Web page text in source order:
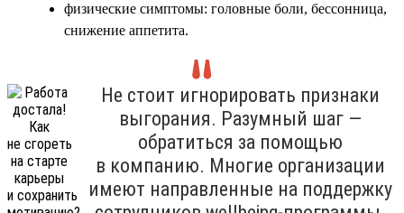
физические симптомы: головные боли, бессонница,
снижение аппетита.
Не стоит игнорировать признаки
выгорания. Разумный шаг —
обратиться за помощью
в компанию. Многие организации
имеют направленные на поддержку